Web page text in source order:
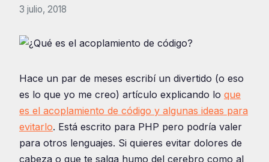
3 julio, 2018
Hace un par de meses escribí un divertido (o eso
es lo que yo me creo) artículo explicando lo que
es el acoplamiento de código y algunas ideas para
evitarlo. Está escrito para PHP pero podría valer
para otros lenguajes. Si quieres evitar dolores de
cabeza o que te salga humo del cerebro como al